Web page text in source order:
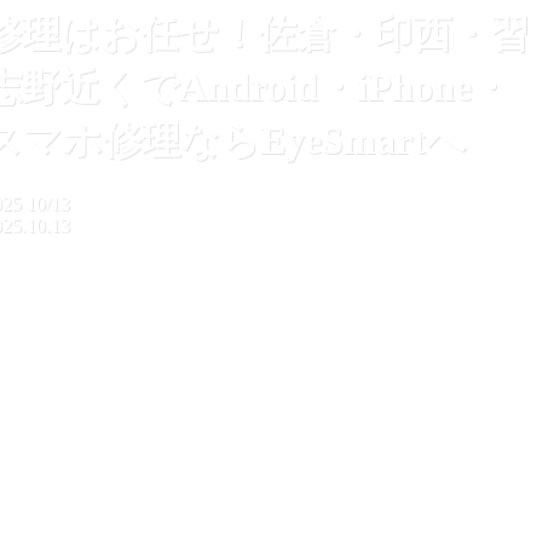
理はお任せ！佐倉・印西・習
野近くでAndroid・iPhone・
マホ修理ならEyeSmartへ
10/13